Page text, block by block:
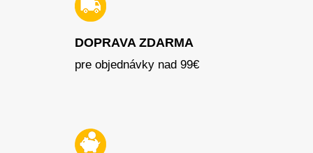
DOPRAVA ZDARMA
pre objednávky nad 99€